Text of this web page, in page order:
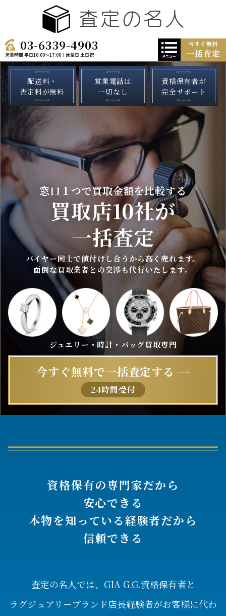
03-6339-4903
営業時間 平日10:00～17:00｜休業日 土日祝
今すぐ無料
一括査定
配送料・
査定料が無料
営業電話は
一切なし
資格保有者が
完全サポート
窓口１つで買取金額を比較する
買取店10社が
一括査定
バイヤー同士で値付けし合うから高く売れます。
面倒な買取業者との交渉も代行いたします。
ジュエリー・時計・バッグ買取専門
今すぐ無料で一括査定する
24時間受付
資格保有の専門家だから
安心できる
本物を知っている経験者だから
信頼できる
査定の名人では、GIA G.G.資格保有者と
ラグジュアリーブランド店長経験者がお客様に代わ